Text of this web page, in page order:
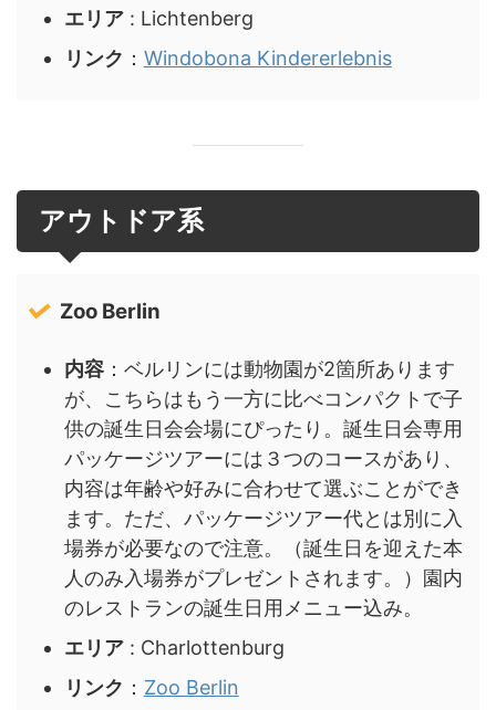
エリア: Lichtenberg
リンク ： Windobona Kindererlebnis
アウトドア系
Zoo Berlin
内容：ベルリンには動物園が2箇所あります
が、こちらはもう一方に比べコンパクトで子
供の誕生日会会場にぴったり。誕生日会専用
パッケージツアーには３つのコースがあり、
内容は年齢や好みに合わせて選ぶことができ
ます。ただ、パッケージツアー代とは別に入
場券が必要なので注意。（誕生日を迎えた本
人のみ入場券がプレゼントされます。）園内
のレストランの誕生日用メニュー込み。
エリア: Charlottenburg
リンク ： Zoo Berlin